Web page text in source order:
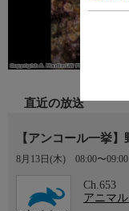
直近の放送
【アンコール一挙
8月13日(木) 08:00〜09:00
Ch.653
アニマ